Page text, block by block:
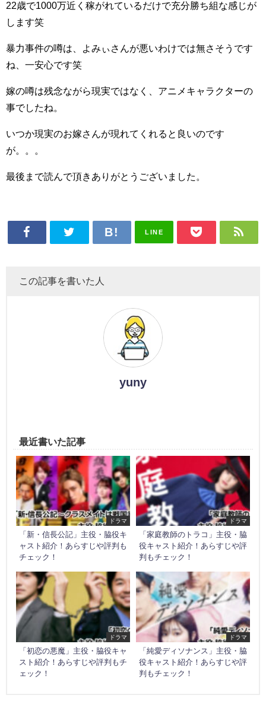
22歳で1000万近く稼がれているだけで充分勝ち組な感じが
します笑
暴力事件の噂は、よみぃさんが悪いわけでは無さそうです
ね、一安心です笑
嫁の噂は残念ながら現実ではなく、アニメキャラクターの
事でしたね。
いつか現実のお嫁さんが現れてくれると良いのです
が。。。
最後まで読んで頂きありがとうございました。
LINE
この記事を書いた人
yuny
最近書いた記事
ドラマ
「新・信長公記」主役・脇役キ
ャスト紹介！あらすじや評判も
チェック！
ドラマ
「家庭教師のトラコ」主役・脇
役キャスト紹介！あらすじや評
判もチェック！
ドラマ
「初恋の悪魔」主役・脇役キャ
スト紹介！あらすじや評判もチ
ェック！
ドラマ
「純愛ディソナンス」主役・脇
役キャスト紹介！あらすじや評
判もチェック！